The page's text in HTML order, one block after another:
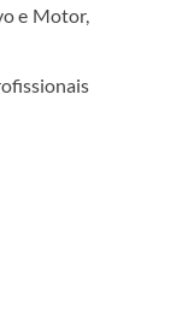
e Motor,